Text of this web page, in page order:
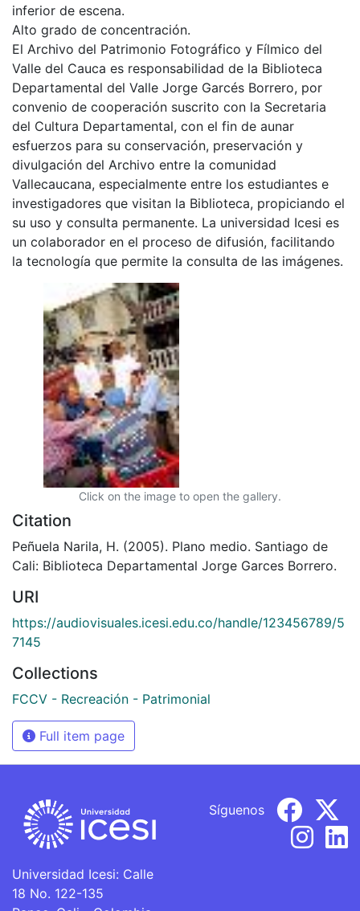
inferior de escena.
Alto grado de concentración.
El Archivo del Patrimonio Fotográfico y Fílmico del
Valle del Cauca es responsabilidad de la Biblioteca
Departamental del Valle Jorge Garcés Borrero, por
convenio de cooperación suscrito con la Secretaria
del Cultura Departamental, con el fin de aunar
esfuerzos para su conservación, preservación y
divulgación del Archivo entre la comunidad
Vallecaucana, especialmente entre los estudiantes e
investigadores que visitan la Biblioteca, propiciando el
su uso y consulta permanente. La universidad Icesi es
un colaborador en el proceso de difusión, facilitando
la tecnología que permite la consulta de las imágenes.
Click on the image to open the gallery.
Citation
Peñuela Narila, H. (2005). Plano medio. Santiago de
Cali: Biblioteca Departamental Jorge Garces Borrero.
URI
https://audiovisuales.icesi.edu.co/handle/123456789/5
7145
Collections
FCCV - Recreación - Patrimonial
Full item page
Universidad Icesi: Calle
18 No. 122-135
Síguenos